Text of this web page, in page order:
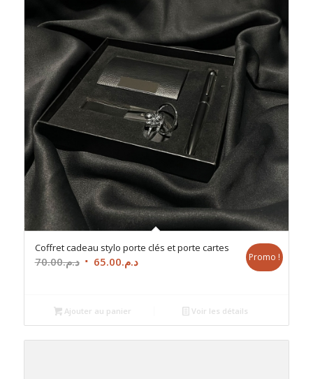
Coffret cadeau stylo porte clés et porte cartes
د.م.70.00
Le
était :
د.م.70.00.
د.م.65.00
Le
د.م.65.00.
Promo !
Ajouter au panier Voir les détails